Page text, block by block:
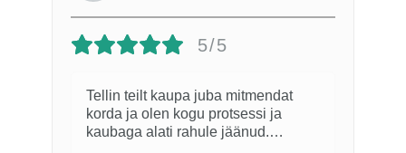
5/5
Tellin teilt kaupa juba mitmendat
korda ja olen kogu protsessi ja
kaubaga alati rahule jäänud.